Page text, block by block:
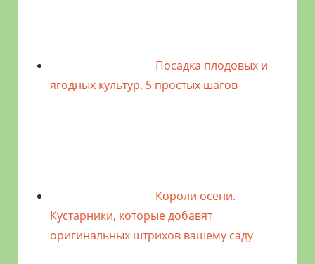
Посадка плодовых и
ягодных культур. 5 простых шагов
Короли осени.
Кустарники, которые добавят
оригинальных штрихов вашему саду